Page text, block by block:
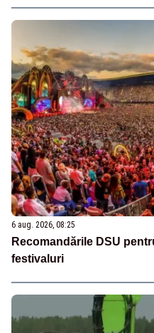
6 aug. 2026, 08:25
Recomandările DSU
festivaluri